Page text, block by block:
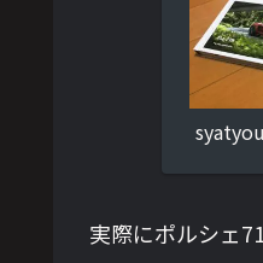
実際にポルシェ